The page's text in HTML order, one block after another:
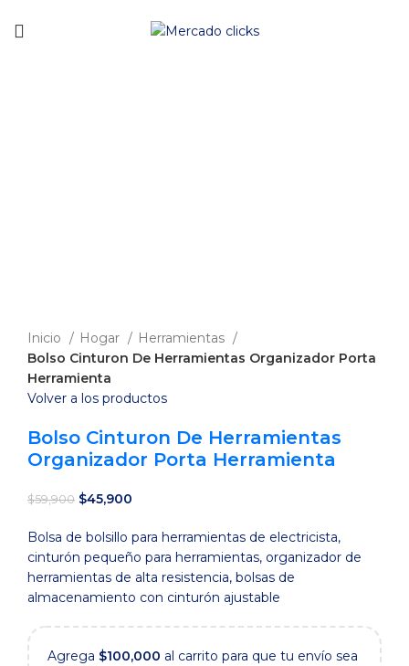
Inicio Hogar
Herramientas
Bolso Cinturon De Herramientas Organizador Porta
Herramienta
Volver a los productos
Bolso Cinturon De Herramientas
Organizador Porta Herramienta
$59,900 El
original
era:
$59,900.
$45,900
actual
es:
$45,900.
Bolsa de bolsillo para herramientas de electricista,
cinturón pequeño para herramientas, organizador de
herramientas de alta resistencia, bolsas de
almacenamiento con cinturón ajustable
Agrega $100,000 al carrito para que tu envío sea